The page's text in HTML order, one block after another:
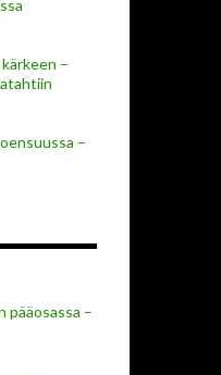
–
–
pääosassa –